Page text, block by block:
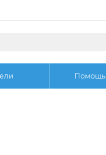
Помощь